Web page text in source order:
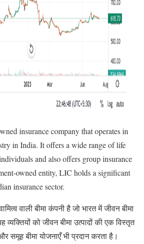
insurance company that operates in
in India. It offers a wide range of life
and also offers group insurance
owned entity, LIC holds a significant
insurance sector.
वाली बीमा कंपनी है जो भारत में जीवन बीमा
व्यक्तियों को जीवन बीमा उत्पादों की एक विस्तृत
समूह बीमा योजनाएँ भी प्रदान करता है।